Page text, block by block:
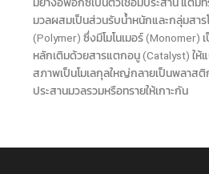
มวลผสมเป็นส่วนรับน้ำหนักและกลุ่มสาร
(Polymer) ซึ่งมีโมโนเมอร์ (Monomer)
หลักเติมด้วยสารแตกอนู (Catalyst) ให้
สภาพเป็นโมเลกุลใหญ่กลายเป็นพลาส
ประสานมวลรวมหรือทรายให้เกาะกัน